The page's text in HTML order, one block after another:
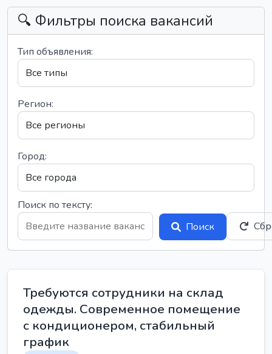
🔍 Фильтры поиска вакансий
Тип объявления:
Регион:
Город:
Поиск по тексту:
Поиск
Требуются сотрудники на склад
одежды. Современное помещение
с кондиционером, стабильный
график